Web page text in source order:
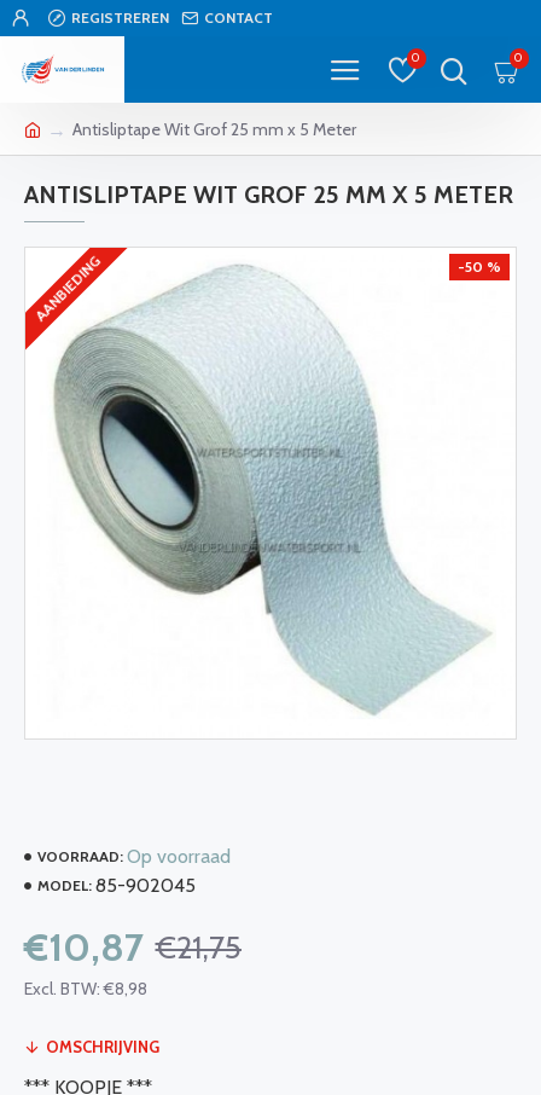
REGISTREREN CONTACT
0 0
Antisliptape Wit Grof 25 mm x 5 Meter
ANTISLIPTAPE WIT GROF 25 MM X 5 METER
AANBIEDING -50 %
VOORRAAD: Op voorraad
MODEL: 85-902045
€10,87 €21,75
Excl. BTW: €8,98
OMSCHRIJVING
*** KOOPJE ***